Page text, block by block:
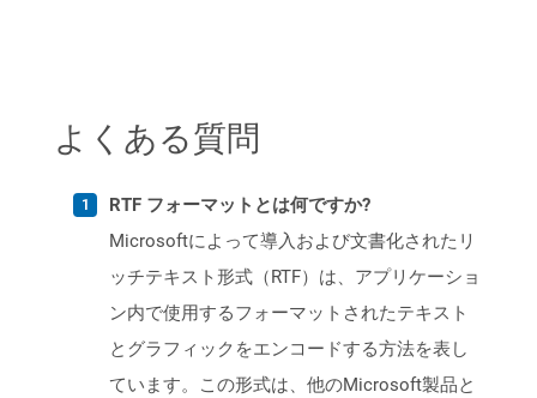
よくある質問
RTF フォーマットとは何ですか?
Microsoftによって導入および文書化されたリ
ッチテキスト形式（RTF）は、アプリケーショ
ン内で使用するフォーマットされたテキスト
とグラフィックをエンコードする方法を表し
ています。この形式は、他のMicrosoft製品と